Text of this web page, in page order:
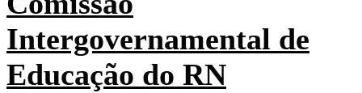
Intergovernamental de
Educação do RN